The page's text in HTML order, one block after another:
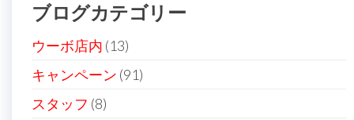
シ
ョ
ン
ブログカテゴリー
ウーボ店内 (13)
キャンペーン (91)
スタッフ (8)